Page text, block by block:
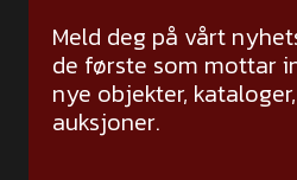
Meld deg på vårt
de første som mottar
nye objekter,
auksjoner.